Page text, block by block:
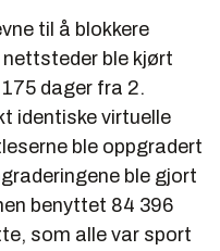
til å blokkere
ble kjørt
dager fra 2.
identiske virtuelle
ble oppgradert
ble gjort
benyttet 84 396
som alle var sport